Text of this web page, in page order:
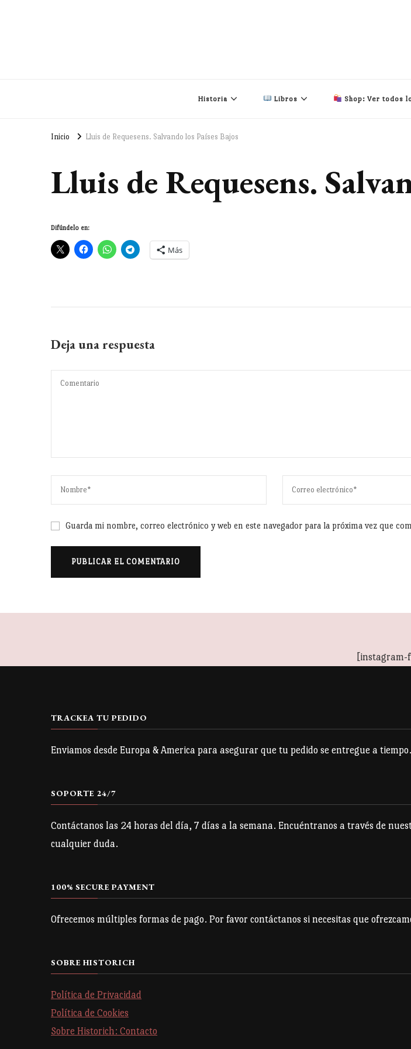
Historia Libros Shop: Ver todos
Inicio Lluis de Requesens. Salvando los Países Bajos
Lluis de Requesens.
Difúndelo en:
Más
Deja una respuesta
Guarda mi nombre, correo electrónico y web en este navegador para la próxima vez que
[instagram-
TRACKEA TU PEDIDO
Enviamos desde Europa & America para asegurar que tu pedido se entregue a
SOPORTE 24/7
Contáctanos las 24 horas del día, 7 días a la semana. Encuéntranos a través de
cualquier duda.
100% SECURE PAYMENT
Ofrecemos múltiples formas de pago. Por favor contáctanos si necesitas que
SOBRE HISTORICH
Política de Privacidad
Política de Cookies
Sobre Historich: Contacto